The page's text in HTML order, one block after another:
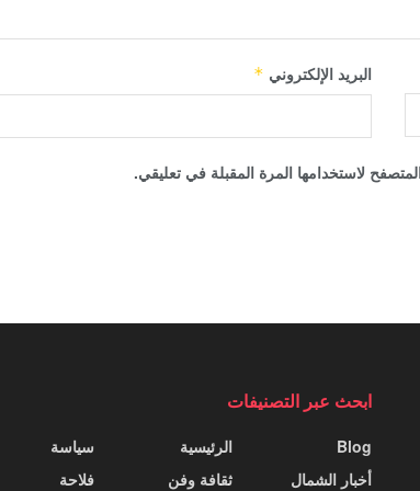
البريد الإلكتروني *
لاستخدامها المرة المقبلة في تعليقي.
ابحث عبر التصنيفات
Blog
أخبار الشمال
الرئيسية
ثقافة وفن
سياسة
فلاحة